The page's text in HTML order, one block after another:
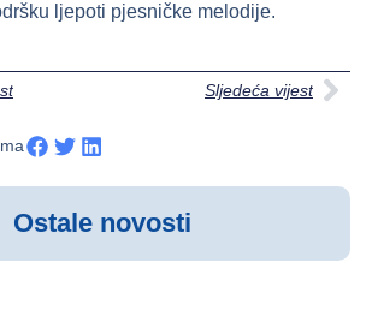
ljepoti pjesničke melodije.
Sljedeća vijest
Ostale novosti